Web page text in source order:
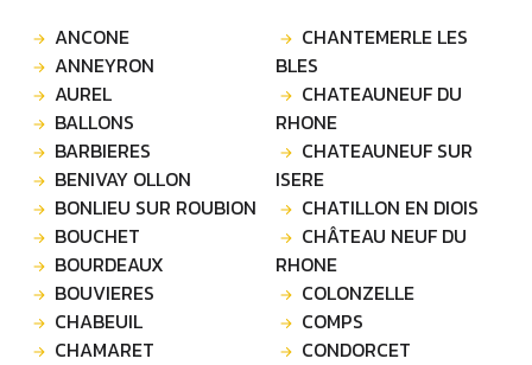
ANCONE
ANNEYRON
AUREL
BALLONS
BARBIERES
BENIVAY OLLON
BONLIEU SUR ROUBION
BOUCHET
BOURDEAUX
BOUVIERES
CHABEUIL
CHAMARET
CHANTEMERLE LES
BLES
CHATEAUNEUF DU
RHONE
CHATEAUNEUF SUR
ISERE
CHATILLON EN DIOIS
CHÂTEAU NEUF DU
RHONE
COLONZELLE
COMPS
CONDORCET